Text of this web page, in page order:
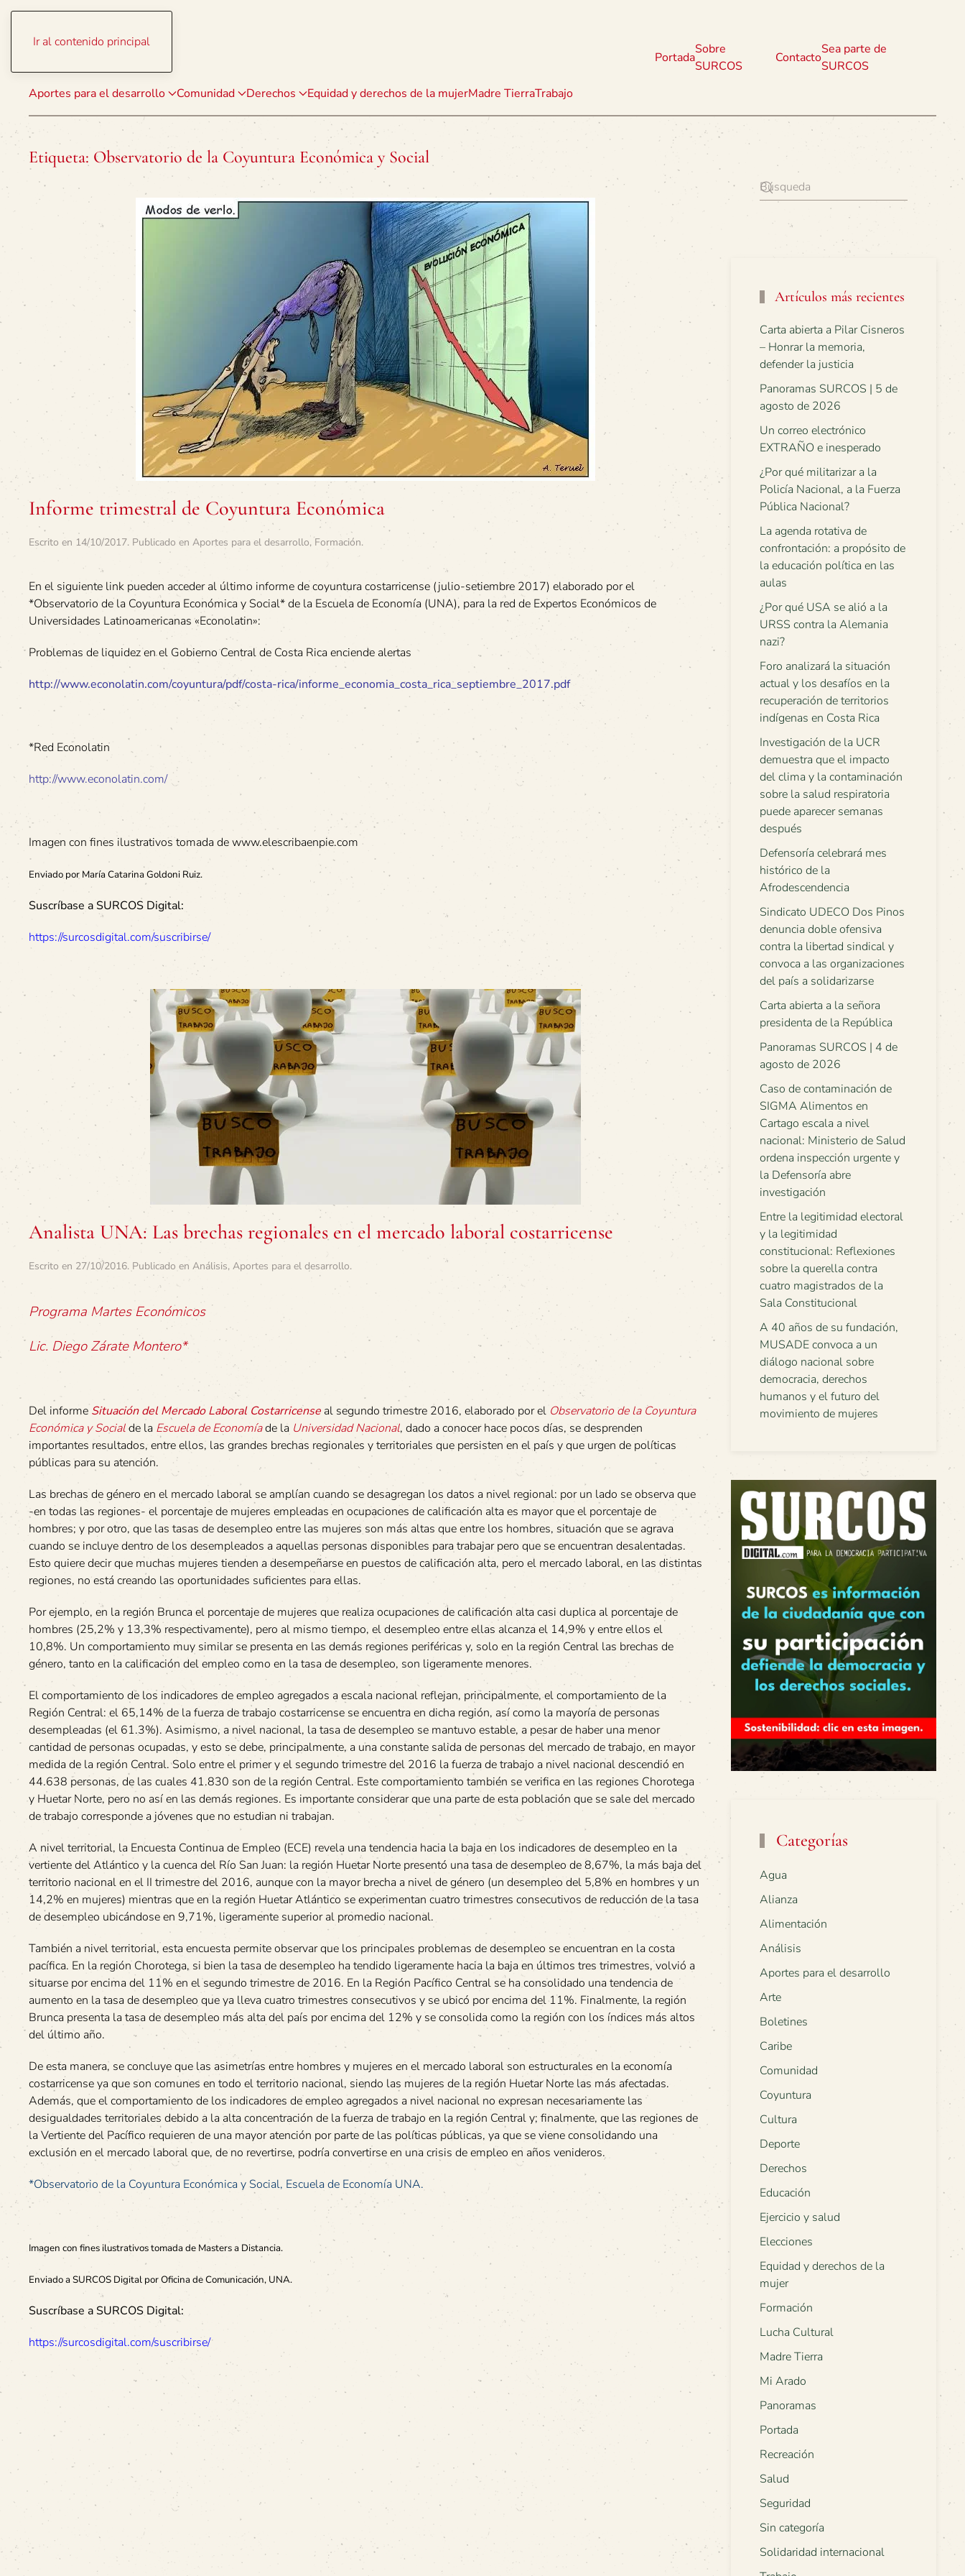
Ir al contenido principal
Aportes para el desarrollo Comunidad Derechos Equidad y derechos de la mujerMadre TierraTrabajo
Portada
Sobre
SURCOS
Contacto
Sea parte de
SURCOS
Etiqueta: Observatorio de la Coyuntura Económica y Social
Informe trimestral de Coyuntura Económica
Escrito en 14/10/2017. Publicado en Aportes para el desarrollo,Formación.
En el siguiente link pueden acceder al último informe de coyuntura costarricense (julio-setiembre 2017) elaborado por el
*Observatorio de la Coyuntura Económica y Social* de la Escuela de Economía (UNA), para la red de Expertos Económicos de
Universidades Latinoamericanas «Econolatin»:
Problemas de liquidez en el Gobierno Central de Costa Rica enciende alertas
http://www.econolatin.com/coyuntura/pdf/costa-rica/informe_economia_costa_rica_septiembre_2017.pdf
*Red Econolatin
http://www.econolatin.com/
Imagen con fines ilustrativos tomada de www.elescribaenpie.com
Enviado por María Catarina Goldoni Ruiz.
Suscríbase a SURCOS Digital:
https://surcosdigital.com/suscribirse/
Analista UNA: Las brechas regionales en el mercado laboral costarricense
Escrito en 27/10/2016. Publicado en Análisis, Aportes para el desarrollo.
Programa Martes Económicos
Lic. Diego Zárate Montero*
Del informe Situación del Mercado Laboral Costarricense al segundo trimestre 2016, elaborado por el Observatorio de la Coyuntura
Económica y Socialde la Escuela de Economíade la Universidad Nacional, dado a conocer hace pocos días, se desprenden
importantes resultados, entre ellos, las grandes brechas regionales y territoriales que persisten en el país y que urgen de políticas
públicas para su atención.
Las brechas de género en el mercado laboral se amplían cuando se desagregan los datos a nivel regional: por un lado se observa que
-en todas las regiones- el porcentaje de mujeres empleadas en ocupaciones de calificación alta es mayor que el porcentaje de
hombres; y por otro, que las tasas de desempleo entre las mujeres son más altas que entre los hombres, situación que se agrava
cuando se incluye dentro de los desempleados a aquellas personas disponibles para trabajar pero que se encuentran desalentadas.
Esto quiere decir que muchas mujeres tienden a desempeñarse en puestos de calificación alta, pero el mercado laboral, en las distintas
regiones, no está creando las oportunidades suficientes para ellas.
Por ejemplo, en la región Brunca el porcentaje de mujeres que realiza ocupaciones de calificación alta casi duplica al porcentaje de
hombres (25,2% y 13,3% respectivamente), pero al mismo tiempo, el desempleo entre ellas alcanza el 14,9% y entre ellos el
10,8%. Un comportamiento muy similar se presenta en las demás regiones periféricas y, solo en la región Central las brechas de
género, tanto en la calificación del empleo como en la tasa de desempleo, son ligeramente menores.
El comportamiento de los indicadores de empleo agregados a escala nacional reflejan, principalmente, el comportamiento de la
Región Central: el 65,14% de la fuerza de trabajo costarricense se encuentra en dicha región, así como la mayoría de personas
desempleadas (el 61.3%). Asimismo, a nivel nacional, la tasa de desempleo se mantuvo estable, a pesar de haber una menor
cantidad de personas ocupadas, y esto se debe, principalmente, a una constante salida de personas del mercado de trabajo, en mayor
medida de la región Central. Solo entre el primer y el segundo trimestre del 2016 la fuerza de trabajo a nivel nacional descendió en
44.638 personas, de las cuales 41.830 son de la región Central. Este comportamiento también se verifica en las regiones Chorotega
y Huetar Norte, pero no así en las demás regiones. Es importante considerar que una parte de esta población que se sale del mercado
de trabajo corresponde a jóvenes que no estudian ni trabajan.
A nivel territorial, la Encuesta Continua de Empleo (ECE) revela una tendencia hacia la baja en los indicadores de desempleo en la
vertiente del Atlántico y la cuenca del Río San Juan: la región Huetar Norte presentó una tasa de desempleo de 8,67%, la más baja del
territorio nacional en el II trimestre del 2016, aunque con la mayor brecha a nivel de género (un desempleo del 5,8% en hombres y un
14,2% en mujeres) mientras que en la región Huetar Atlántico se experimentan cuatro trimestres consecutivos de reducción de la tasa
de desempleo ubicándose en 9,71%, ligeramente superior al promedio nacional.
También a nivel territorial, esta encuesta permite observar que los principales problemas de desempleo se encuentran en la costa
pacífica. En la región Chorotega, si bien la tasa de desempleo ha tendido ligeramente hacia la baja en últimos tres trimestres, volvió a
situarse por encima del 11% en el segundo trimestre de 2016. En la Región Pacífico Central se ha consolidado una tendencia de
aumento en la tasa de desempleo que ya lleva cuatro trimestres consecutivos y se ubicó por encima del 11%. Finalmente, la región
Brunca presenta la tasa de desempleo más alta del país por encima del 12% y se consolida como la región con los índices más altos
del último año.
De esta manera, se concluye que las asimetrías entre hombres y mujeres en el mercado laboral son estructurales en la economía
costarricense ya que son comunes en todo el territorio nacional, siendo las mujeres de la región Huetar Norte las más afectadas.
Además, que el comportamiento de los indicadores de empleo agregados a nivel nacional no expresan necesariamente las
desigualdades territoriales debido a la alta concentración de la fuerza de trabajo en la región Central y; finalmente, que las regiones de
la Vertiente del Pacífico requieren de una mayor atención por parte de las políticas públicas, ya que se viene consolidando una
exclusión en el mercado laboral que, de no revertirse, podría convertirse en una crisis de empleo en años venideros.
*Observatorio de la Coyuntura Económica y Social, Escuela de Economía UNA.
Imagen con fines ilustrativos tomada de Masters a Distancia.
Enviado a SURCOS Digital por Oficina de Comunicación, UNA.
Suscríbase a SURCOS Digital:
https://surcosdigital.com/suscribirse/
Artículos más recientes
Carta abierta a Pilar Cisneros
– Honrar la memoria,
defender la justicia
Panoramas SURCOS | 5 de
agosto de 2026
Un correo electrónico
EXTRAÑO e inesperado
¿Por qué militarizar a la
Policía Nacional, a la Fuerza
Pública Nacional?
La agenda rotativa de
confrontación: a propósito de
la educación política en las
aulas
¿Por qué USA se alió a la
URSS contra la Alemania
nazi?
Foro analizará la situación
actual y los desafíos en la
recuperación de territorios
indígenas en Costa Rica
Investigación de la UCR
demuestra que el impacto
del clima y la contaminación
sobre la salud respiratoria
puede aparecer semanas
después
Defensoría celebrará mes
histórico de la
Afrodescendencia
Sindicato UDECO Dos Pinos
denuncia doble ofensiva
contra la libertad sindical y
convoca a las organizaciones
del país a solidarizarse
Carta abierta a la señora
presidenta de la República
Panoramas SURCOS | 4 de
agosto de 2026
Caso de contaminación de
SIGMA Alimentos en
Cartago escala a nivel
nacional: Ministerio de Salud
ordena inspección urgente y
la Defensoría abre
investigación
Entre la legitimidad electoral
y la legitimidad
constitucional: Reflexiones
sobre la querella contra
cuatro magistrados de la
Sala Constitucional
A 40 años de su fundación,
MUSADE convoca a un
diálogo nacional sobre
democracia, derechos
humanos y el futuro del
movimiento de mujeres
Categorías
Agua
Alianza
Alimentación
Análisis
Aportes para el desarrollo
Arte
Boletines
Caribe
Comunidad
Coyuntura
Cultura
Deporte
Derechos
Educación
Ejercicio y salud
Elecciones
Equidad y derechos de la
mujer
Formación
Lucha Cultural
Madre Tierra
Mi Arado
Panoramas
Portada
Recreación
Salud
Seguridad
Sin categoría
Solidaridad internacional